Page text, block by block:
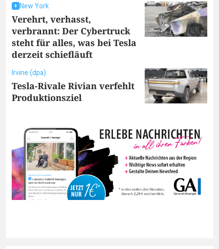
New York
Verehrt, verhasst,
verbrannt: Der Cybertruck
steht für alles, was bei Tesla
derzeit schiefläuft
Irvine (dpa)
Tesla-Rivale Rivian verfehlt
Produktionsziel